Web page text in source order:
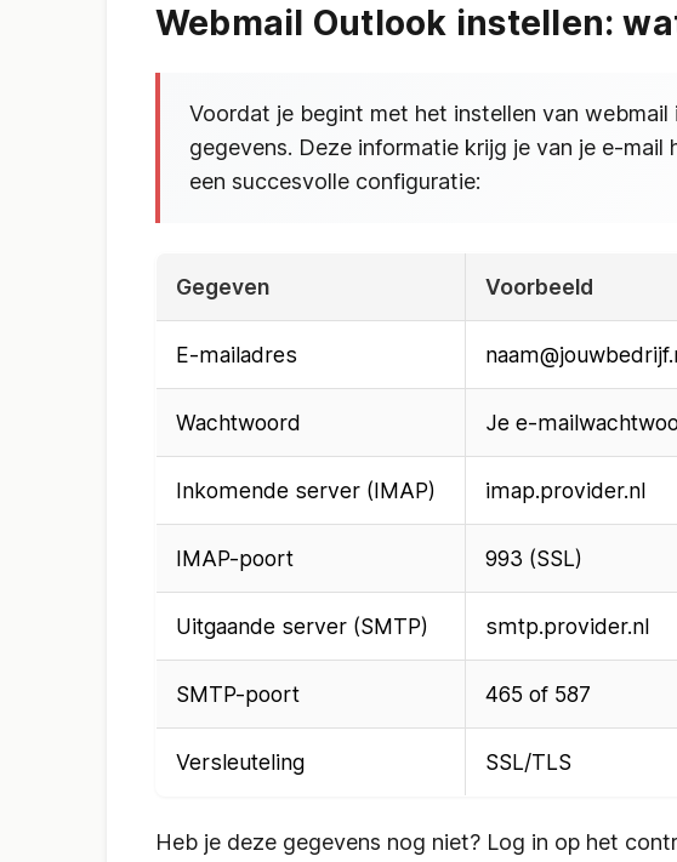
Webmail Outlook instellen:
Voordat je begint met het instellen van
gegevens. Deze informatie krijg je van je e-
een succesvolle configuratie:
Gegeven Voorbeeld
E-mailadres
Wachtwoord Je e-
Inkomende server (IMAP) imap.provider.nl
IMAP-poort 993 (SSL)
Uitgaande server (SMTP) smtp.provider.nl
SMTP-poort 465 of 587
Versleuteling SSL/TLS
Heb je deze gegevens nog niet? Log in op het